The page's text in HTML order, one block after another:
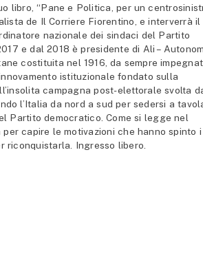
libro, “Pane e Politica, per un
de Il Corriere Fiorentino, e interverrà il
nazionale dei sindaci del Partito
e dal 2018 è presidente di Ali –
costituita nel 1916, da sempre
istituzionale fondato sulla
campagna post-elettorale svolta
l’Italia da nord a sud per sedersi a
Partito democratico. Come si legge nel
capire le motivazioni che hanno spinto i
riconquistarla. Ingresso libero.